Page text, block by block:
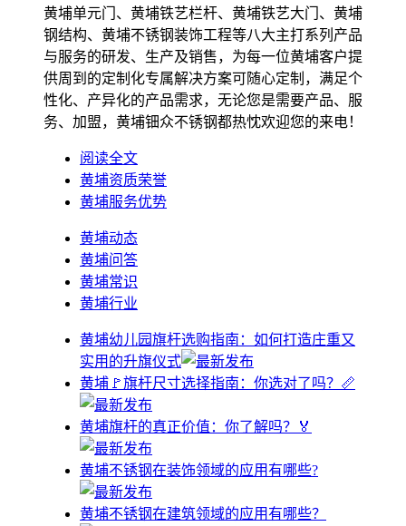
黄埔单元门、黄埔铁艺栏杆、黄埔铁艺大门、黄埔
钢结构、黄埔不锈钢装饰工程等八大主打系列产品
与服务的研发、生产及销售，为每一位黄埔客户提
供周到的定制化专属解决方案可随心定制，满足个
性化、产异化的产品需求，无论您是需要产品、服
务、加盟，黄埔钿众不锈钢都热忱欢迎您的来电！
阅读全文
黄埔资质荣誉
黄埔服务优势
黄埔动态
黄埔问答
黄埔常识
黄埔行业
黄埔幼儿园旗杆选购指南：如何打造庄重又
实用的升旗仪式
黄埔🚩旗杆尺寸选择指南：你选对了吗？📏
黄埔旗杆的真正价值：你了解吗？🏅
黄埔不锈钢在装饰领域的应用有哪些?
黄埔不锈钢在建筑领域的应用有哪些？